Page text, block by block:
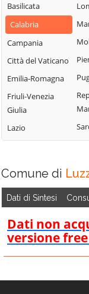
Bianchi
Bisignano
Bocchigliero
Bonifati
Buonvicino
Calopezzati
Cariati
Carolei
Carpanzano
Casali del Manco
Cassano all'Ionio
Basilicata
Calabria
Campania
Città del Vaticano
Emilia-Romagna
Friuli-Venezia
Giulia
Lazio
Comune di
Dati di Sintesi
Dati non
versione free